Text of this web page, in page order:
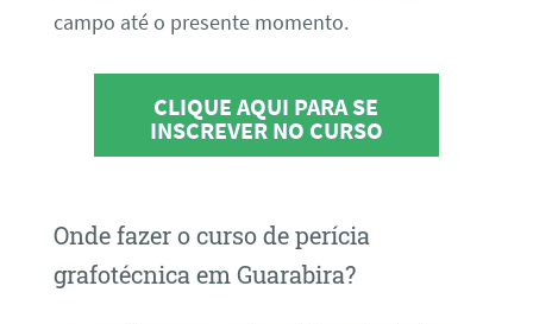
campo até o presente momento.
CLIQUE AQUI PARA SE
INSCREVER NO CURSO
Onde fazer o curso de perícia
grafotécnica em Guarabira?